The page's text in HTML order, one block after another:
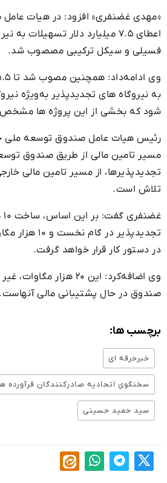
«مهدی غضنفری» افزود: در هیات
اعطای ۷.۵ میلیارد دلار تسهیلات
فسیلی و سیکل ترکیبی مصصوب شد.
به نیروگاه های تجدیدپذیر به‌ویژه
شود که بخشی از این پروژه ها
رئیس هیات عامل صندوق توسعه ملی
مسیر تامین مالی از طریق صندوق
تجدیدپذیرها، از مسیر تامین مالی
تلاش است.
تجدیدپذیر در
در دستور کار قرار خواهد گرفت.
وی اضافه‌کرد: این ۲۰
صندوق در حال پشتیبانی مالی آنهاست.
برچسب ها:
خبرحرفه ای
سخنگوی اتحادیه صادرکنندگان فرآورده
سید حمید حسینی